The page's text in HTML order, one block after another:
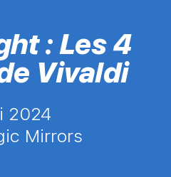
: Les 4
Vivaldi
2024
Mirrors